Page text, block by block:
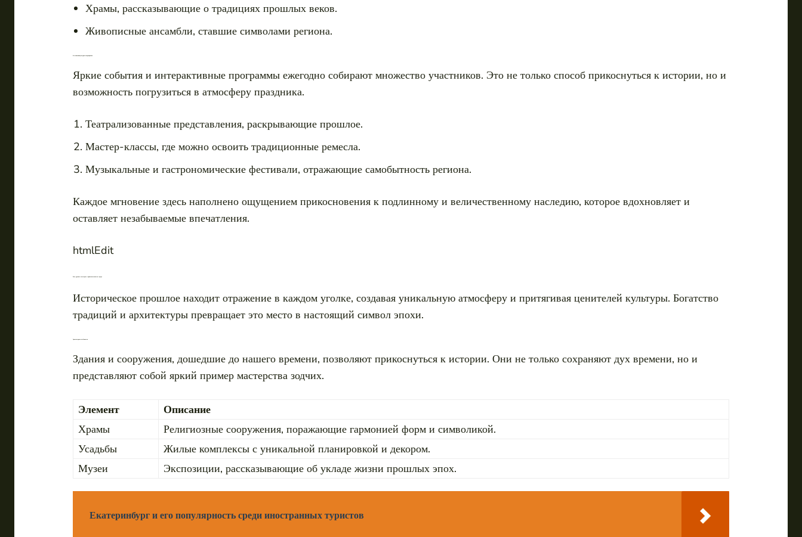
Храмы, рассказывающие о традициях прошлых веков.
Живописные ансамбли, ставшие символами региона.
Фестивали и культурные мероприятия
Яркие события и интерактивные программы ежегодно собирают множество участников. Это не только способ прикоснуться к истории, но и
возможность погрузиться в атмосферу праздника.
Театрализованные представления, раскрывающие прошлое.
Мастер-классы, где можно освоить традиционные ремесла.
Музыкальные и гастрономические фестивали, отражающие самобытность региона.
Каждое мгновение здесь наполнено ощущением прикосновения к подлинному и величественному наследию, которое вдохновляет и
оставляет незабываемые впечатления.
htmlEdit
Роль древнего наследия в привлекательности города
Историческое прошлое находит отражение в каждом уголке, создавая уникальную атмосферу и притягивая ценителей культуры. Богатство
традиций и архитектуры превращает это место в настоящий символ эпохи.
Архитектурные особенности
Здания и сооружения, дошедшие до нашего времени, позволяют прикоснуться к истории. Они не только сохраняют дух времени, но и
представляют собой яркий пример мастерства зодчих.
Элемент
Описание
Храмы
Религиозные сооружения, поражающие гармонией форм и символикой.
Усадьбы
Жилые комплексы с уникальной планировкой и декором.
Музеи
Экспозиции, рассказывающие об укладе жизни прошлых эпох.
Екатеринбург и его популярность среди иностранных туристов